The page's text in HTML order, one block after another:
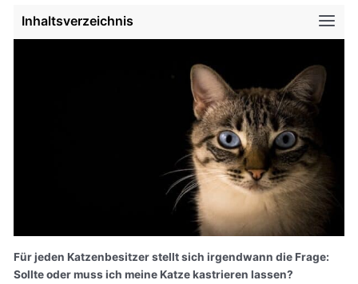
Inhaltsverzeichnis
Für jeden Katzenbesitzer stellt sich irgendwann die Frage:
Sollte oder muss ich meine Katze kastrieren lassen?